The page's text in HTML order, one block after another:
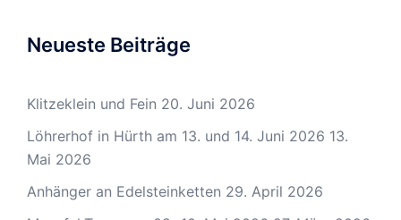
Neueste Beiträge
Klitzeklein und Fein 20. Juni 2026
Löhrerhof in Hürth am 13. und 14. Juni 2026 13.
Mai 2026
Anhänger an Edelsteinketten 29. April 2026